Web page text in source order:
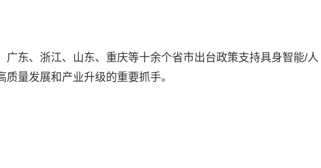
东、浙江、山东、重庆等十余个省市出台政策支持具身智能/人
量发展和产业升级的重要抓手。